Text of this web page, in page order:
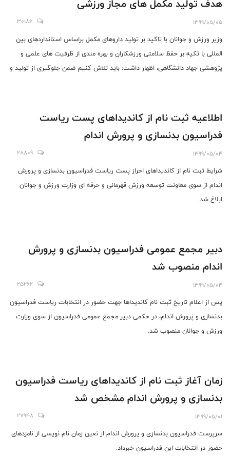
هدف تولید مکمل های مجاز ورزشی
1399/05/05
30186
وزیر ورزش و جوانان با تاکید بر تولید داروهای مکمل براساس استانداردهای بین
المللی با تکیه بر حفظ سلامتی ورزشکاران و بهره مندی از ظرفیت های علمی و
پژوهشی جهاد دانشگاهی، اظهار داشت: باید تلاش کنیم ضمن جلوگیری از تولید و
اطلاعیه ثبت نام از کاندیداهای پست ریاست
فدراسیون بدنسازی و پرورش اندام
1399/05/04
28809
شرایط ثبت نام از کاندیداهای احراز پست ریاست فدراسیون بدنسازی و پرورش
اندام از سوی معاونت توسعه ورزش قهرمانی و حرفه ای وزارت ورزش و جوانان
ابلاغ شد.
دبیر مجمع عمومی فدراسیون بدنسازی و پرورش
اندام منصوب شد
1399/05/04
25262
پس از اعلام تاریخ ثبت نام کاندیداها جهت حضور در انتخابات ریاست فدراسیون
بدنسازی و پرورش اندام، در حکمی دبیر مجمع عمومی فدراسیون از سوی وزارت
ورزش و جوانان منصوب شد.
زمان آغاز ثبت ‎نام از کاندیداهای ریاست فدراسیون
بدنسازی و پرورش اندام مشخص شد
1399/05/01
27948
سرپرست فدراسیون بدنسازی و پرورش اندام از تعین زمان نام نویسی از نامزدهای
حضور در انتخابات این فدراسیون خبرداد.